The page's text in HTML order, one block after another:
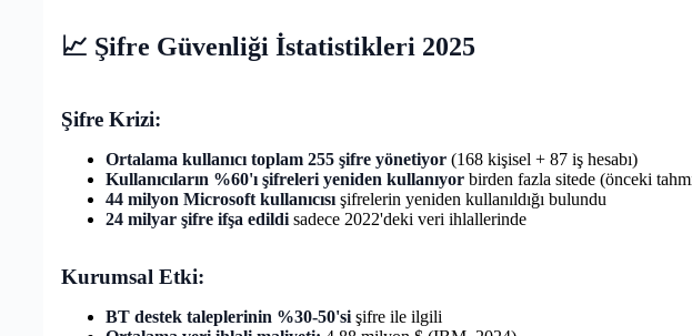
📈 Şifre Güvenliği İstatistikleri 2025
Şifre Krizi:
Ortalama kullanıcı toplam 255 şifre yönetiyor (168 kişisel + 87 iş hesabı)
Kullanıcıların %60'ı şifreleri yeniden kullanıyor birden fazla sitede (önceki
44 milyon Microsoft kullanıcısı şifrelerin yeniden kullanıldığı bulundu
24 milyar şifre ifşa edildi sadece 2022'deki veri ihlallerinde
Kurumsal Etki:
BT destek taleplerinin %30-50'si şifre ile ilgili